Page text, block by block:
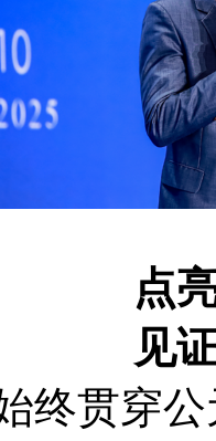
点
见
贯穿公